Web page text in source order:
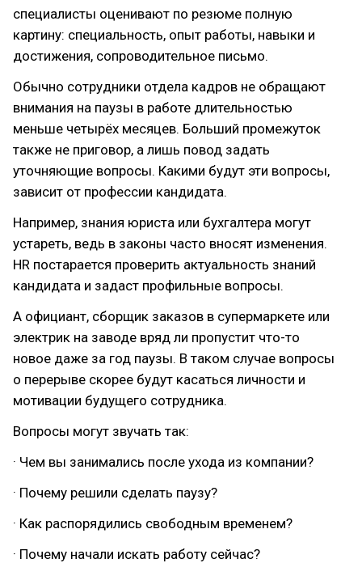
специалисты оценивают по резюме полную
картину: специальность, опыт работы, навыки и
достижения, сопроводительное письмо.
Обычно сотрудники отдела кадров не обращают
внимания на паузы в работе длительностью
меньше четырёх месяцев. Больший промежуток
также не приговор, а лишь повод задать
уточняющие вопросы. Какими будут эти вопросы,
зависит от профессии кандидата.
Например, знания юриста или бухгалтера могут
устареть, ведь в законы часто вносят изменения.
HR постарается проверить актуальность знаний
кандидата и задаст профильные вопросы.
А официант, сборщик заказов в супермаркете или
электрик на заводе вряд ли пропустит что-то
новое даже за год паузы. В таком случае вопросы
о перерыве скорее будут касаться личности и
мотивации будущего сотрудника.
Вопросы могут звучать так:
· Чем вы занимались после ухода из компании?
· Почему решили сделать паузу?
· Как распорядились свободным временем?
· Почему начали искать работу сейчас?